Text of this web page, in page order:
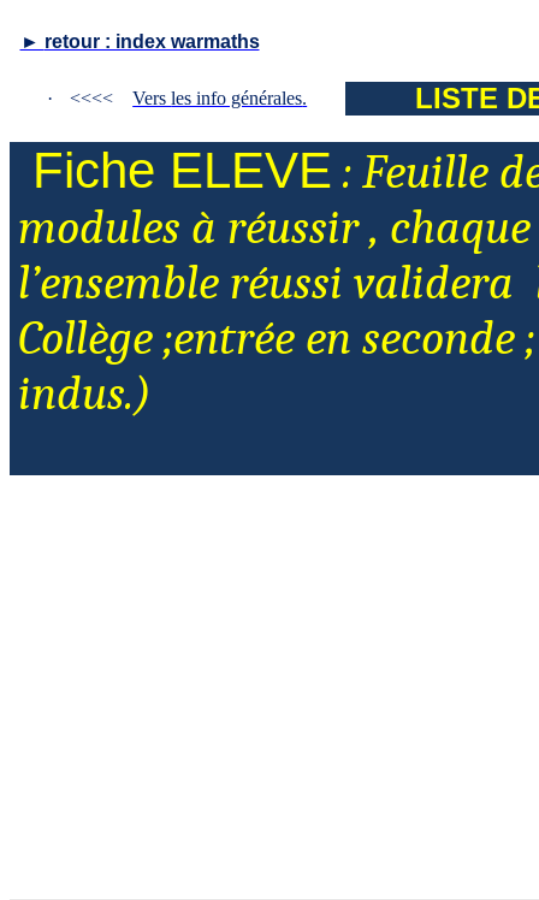
► retour : index warmaths
· <<<< Versles info générales. LISTE
Fiche ELEVE : Feuille
modules à réussir ,
l’ensemble réussi validera
Collège ;entrée en
indus.)